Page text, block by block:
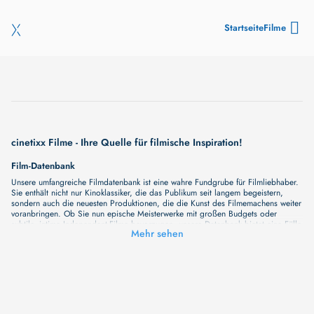
StartseiteFilme
cinetixx Filme - Ihre Quelle für filmische Inspiration!
Film-Datenbank
Unsere umfangreiche Filmdatenbank ist eine wahre Fundgrube für Filmliebhaber.
Sie enthält nicht nur Kinoklassiker, die das Publikum seit langem begeistern,
sondern auch die neuesten Produktionen, die die Kunst des Filmemachens weiter
voranbringen. Ob Sie nun epische Meisterwerke mit großen Budgets oder
subtile, intime Independent-Filme bevorzugen, unsere Datenbank bietet eine Fülle
von Inhalten, die Ihr Herz und Ihren Geist berühren werden. Beim Durchstöbern
Mehr sehen